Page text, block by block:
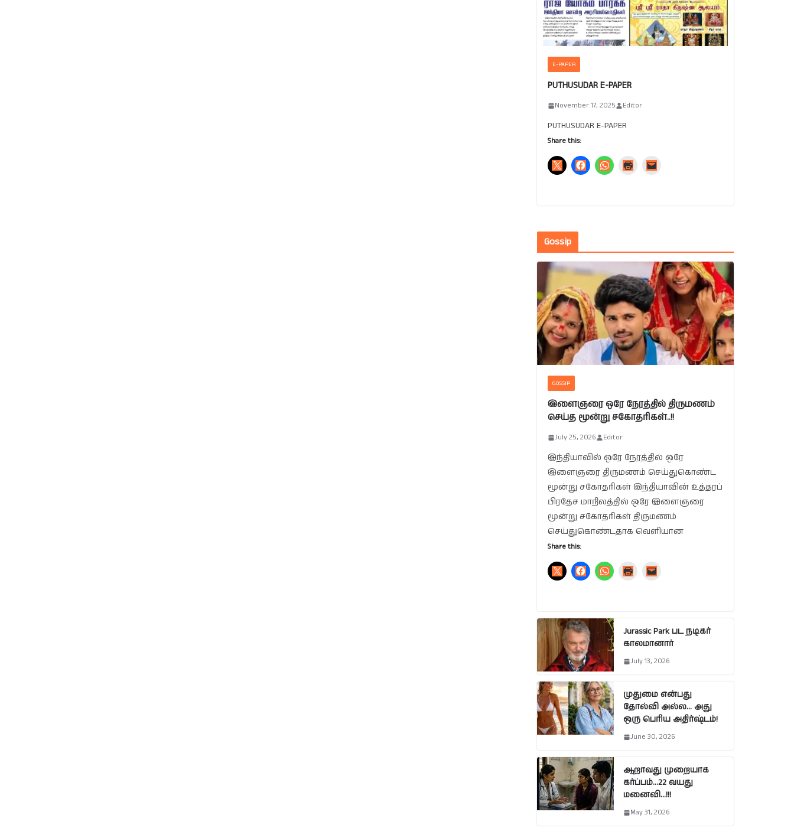
E-PAPER
PUTHUSUDAR E-PAPER
November 17, 2025 Editor
PUTHUSUDAR E-PAPER
Share this:
Gossip
GOSSIP
இளைஞரை ஒரே நேரத்தில் திருமணம்
செய்த மூன்று சகோதரிகள்..!!
July 25, 2026 Editor
இந்தியாவில் ஒரே நேரத்தில் ஒரே
இளைஞரை திருமணம் செய்துகொண்ட
மூன்று சகோதரிகள் இந்தியாவின் உத்தரப்
பிரதேச மாநிலத்தில் ஒரே இளைஞரை
மூன்று சகோதரிகள் திருமணம்
செய்துகொண்டதாக வெளியான
Share this:
Jurassic Park பட நடிகர்
காலமானார்
July 13, 2026
முதுமை என்பது
தோல்வி அல்ல… அது
ஒரு பெரிய அதிர்ஷ்டம்!
June 30, 2026
ஆறாவது முறையாக
கர்ப்பம்…22 வயது
மனைவி…!!!
May 31, 2026